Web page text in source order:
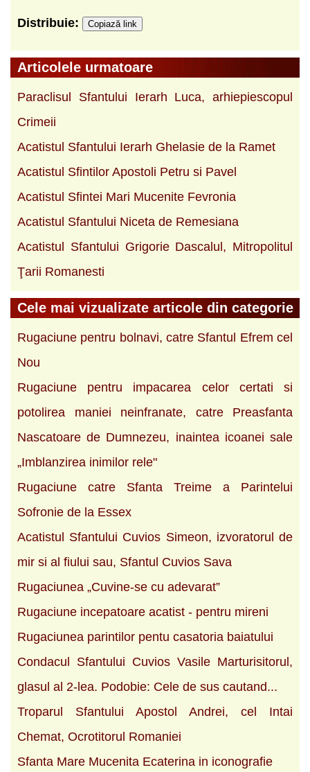
Distribuie: Copiază link
Articolele urmatoare
Paraclisul Sfantului Ierarh Luca, arhiepiescopul
Crimeii
Acatistul Sfantului Ierarh Ghelasie de la Ramet
Acatistul Sfintilor Apostoli Petru si Pavel
Acatistul Sfintei Mari Mucenite Fevronia
Acatistul Sfantului Niceta de Remesiana
Acatistul Sfantului Grigorie Dascalul, Mitropolitul
Ţarii Romanesti
Cele mai vizualizate articole din categorie
Rugaciune pentru bolnavi, catre Sfantul Efrem cel
Nou
Rugaciune pentru impacarea celor certati si
potolirea maniei neinfranate, catre Preasfanta
Nascatoare de Dumnezeu, inaintea icoanei sale
„Imblanzirea inimilor rele"
Rugaciune catre Sfanta Treime a Parintelui
Sofronie de la Essex
Acatistul Sfantului Cuvios Simeon, izvoratorul de
mir si al fiului sau, Sfantul Cuvios Sava
Rugaciunea „Cuvine-se cu adevarat”
Rugaciune incepatoare acatist - pentru mireni
Rugaciunea parintilor pentu casatoria baiatului
Condacul Sfantului Cuvios Vasile Marturisitorul,
glasul al 2-lea. Podobie: Cele de sus cautand...
Troparul Sfantului Apostol Andrei, cel Intai
Chemat, Ocrotitorul Romaniei
Sfanta Mare Mucenita Ecaterina in iconografie